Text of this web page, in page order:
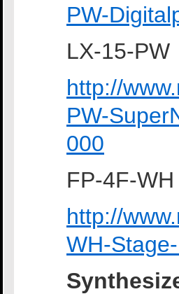
PW-
LX-15-PW
http://
PW-
000
FP-4F-WH
http://
WH-